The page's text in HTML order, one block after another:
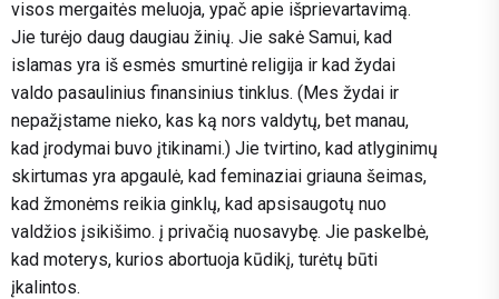
visos mergaitės meluoja, ypač apie išprievartavimą.
Jie turėjo daug daugiau žinių. Jie sakė Samui, kad
islamas yra iš esmės smurtinė religija ir kad žydai
valdo pasaulinius finansinius tinklus. (Mes žydai ir
nepažįstame nieko, kas ką nors valdytų, bet manau,
kad įrodymai buvo įtikinami.) Jie tvirtino, kad atlyginimų
skirtumas yra apgaulė, kad feminaziai griauna šeimas,
kad žmonėms reikia ginklų, kad apsisaugotų nuo
valdžios įsikišimo. į privačią nuosavybę. Jie paskelbė,
kad moterys, kurios abortuoja kūdikį, turėtų būti
įkalintos.